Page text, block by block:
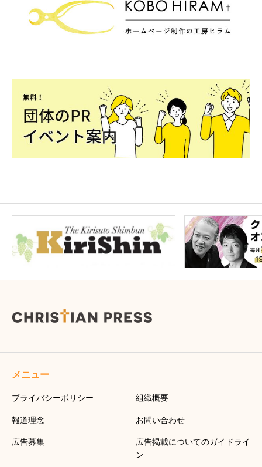
メニュー
プライバシーポリシー 組織概要
報道理念 お問い合わせ
広告募集
広告掲載についてのガイドライ
ン